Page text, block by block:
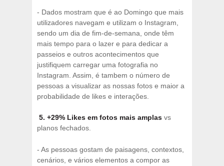
- Dados mostram que é ao Domingo que mais
utilizadores navegam e utilizam o Instagram,
sendo um dia de fim-de-semana, onde têm
mais tempo para o lazer e para dedicar a
passeios e outros acontecimentos que
justifiquem carregar uma fotografia no
Instagram. Assim, é tambem o número de
pessoas a visualizar as nossas fotos e maior a
probabilidade de likes e interações.
5. +29% Likes em fotos mais amplas vs
planos fechados.
- As pessoas gostam de paisagens, contextos,
cenários, e vários elementos a compor as